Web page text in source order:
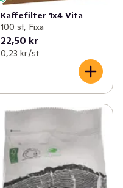
Kaffefilter 1x4 Vita
100 st, Fixa
22,50 kr
0,23 kr /st